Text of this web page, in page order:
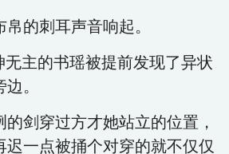
的刺耳声音响起。
无主的书瑶被提前发现了异状
。
的剑穿过方才她站立的位置，
迟一点被捅个对穿的就不仅仅